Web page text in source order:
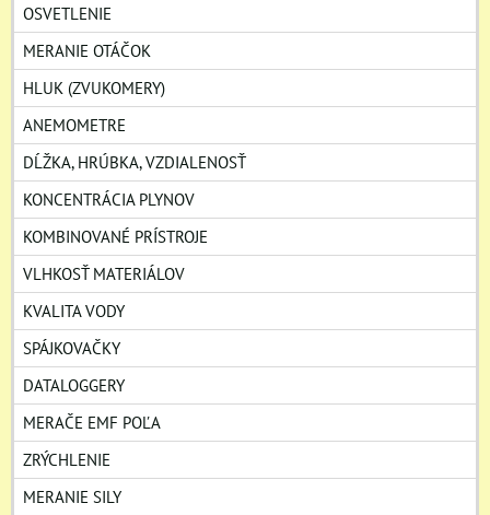
OSVETLENIE
MERANIE OTÁČOK
HLUK (ZVUKOMERY)
ANEMOMETRE
DĹŽKA, HRÚBKA, VZDIALENOSŤ
KONCENTRÁCIA PLYNOV
KOMBINOVANÉ PRÍSTROJE
VLHKOSŤ MATERIÁLOV
KVALITA VODY
SPÁJKOVAČKY
DATALOGGERY
MERAČE EMF POĽA
ZRÝCHLENIE
MERANIE SILY